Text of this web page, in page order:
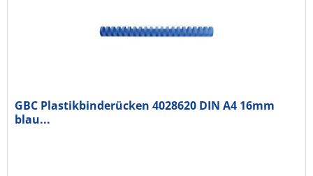
GBC Plastikbinderücken 4028620 DIN A4 16mm
blau...